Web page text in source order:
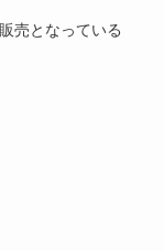
売となっている